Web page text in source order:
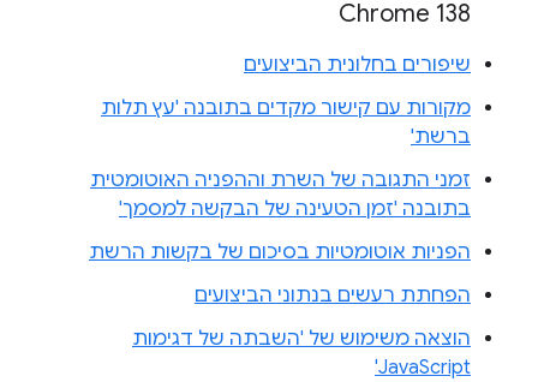
Chrome 138
שיפורים בחלונית הביצועים
מקורות עם קישור מקדים בתובנה 'עץ תלות
ברשת'
זמני התגובה של השרת וההפניה האוטומטית
בתובנה 'זמן הטעינה של הבקשה למסמך'
הפניות אוטומטיות בסיכום של בקשות הרשת
הפחתת רעשים בנתוני הביצועים
הוצאה משימוש של 'השבתה של דגימות
JavaScript'